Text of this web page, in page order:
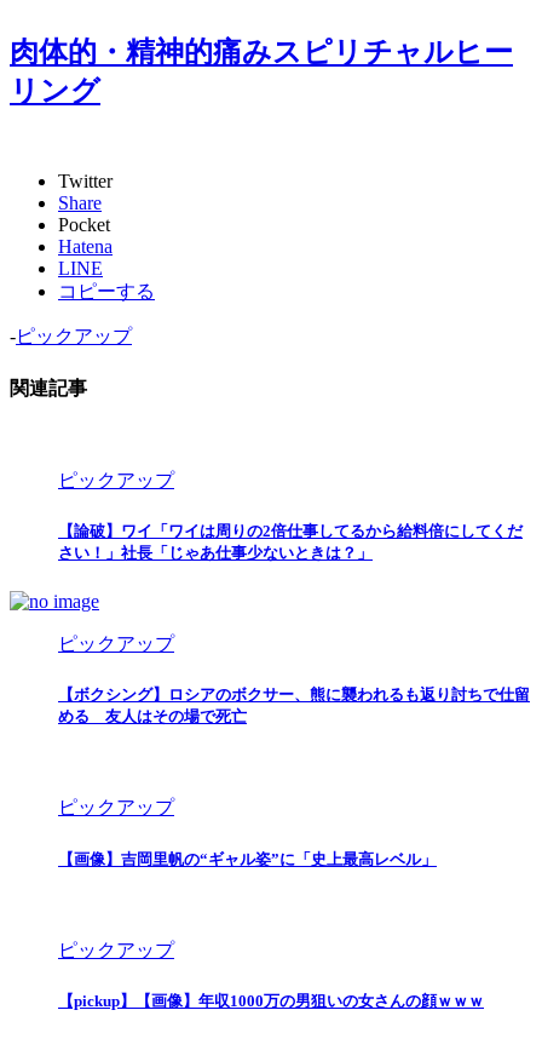
肉体的・精神的痛みスピリチャルヒー
リング
Twitter
Share
Pocket
Hatena
LINE
コピーする
-ピックアップ
関連記事
ピックアップ
【論破】ワイ「ワイは周りの2倍仕事してるから給料倍にしてくだ
さい！」社長「じゃあ仕事少ないときは？」
ピックアップ
【ボクシング】ロシアのボクサー、熊に襲われるも返り討ちで仕留
める 友人はその場で死亡
ピックアップ
【画像】吉岡里帆の“ギャル姿”に「史上最高レベル」
ピックアップ
【pickup】【画像】年収1000万の男狙いの女さんの顔ｗｗｗ